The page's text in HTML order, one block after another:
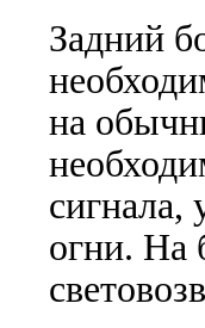
Задний
на
сигнала,
огни. На